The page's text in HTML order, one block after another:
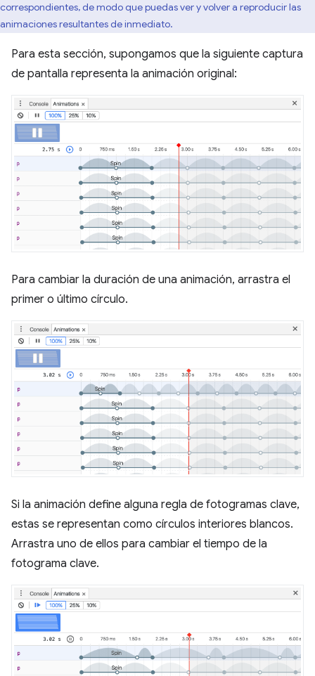
correspondientes, de modo que puedas ver y volver a reproducir las
animaciones resultantes de inmediato.
Para esta sección, supongamos que la siguiente captura
de pantalla representa la animación original:
Para cambiar la duración de una animación, arrastra el
primer o último círculo.
Si la animación define alguna regla de fotogramas clave,
estas se representan como círculos interiores blancos.
Arrastra uno de ellos para cambiar el tiempo de la
fotograma clave.